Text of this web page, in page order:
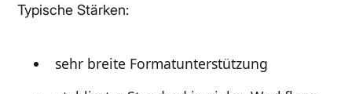
Typische Stärken:
sehr breite Formatunterstützung